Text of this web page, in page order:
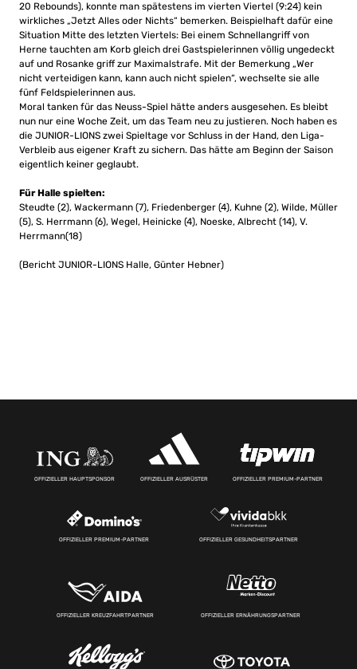
20 Rebounds), konnte man spätestens im vierten Viertel (9:24) kein
wirkliches „Jetzt Alles oder Nichts“ bemerken. Beispielhaft dafür eine
Situation Mitte des letzten Viertels: Bei einem Schnellangriff von
Herne tauchten am Korb gleich drei Gastspielerinnen völlig ungedeckt
auf und Rosanke griff zur Maximalstrafe. Mit der Bemerkung „Wer
nicht verteidigen kann, kann auch nicht spielen“, wechselte sie alle
fünf Feldspielerinnen aus.
Moral tanken für das Neuss-Spiel hätte anders ausgesehen. Es bleibt
nun nur eine Woche Zeit, um das Team neu zu justieren. Noch haben es
die JUNIOR-LIONS zwei Spieltage vor Schluss in der Hand, den Liga-
Verbleib aus eigener Kraft zu sichern. Das hätte am Beginn der Saison
eigentlich keiner geglaubt.
Für Halle spielten:
Steudte (2), Wackermann (7), Friedenberger (4), Kuhne (2), Wilde, Müller
(5), S. Herrmann (6), Wegel, Heinicke (4), Noeske, Albrecht (14), V.
Herrmann(18)
(Bericht JUNIOR-LIONS Halle, Günter Hebner)
OFFIZIELLER HAUPTSPONSOR OFFIZIELLER AUSRÜSTER OFFIZIELLER PREMIUM-PARTNER
OFFIZIELLER PREMIUM-PARTNER OFFIZIELLER GESUNDHEITSPARTNER
OFFIZIELLER KREUZFAHRTPARTNER OFFIZIELLER ERNÄHRUNGSPARTNER